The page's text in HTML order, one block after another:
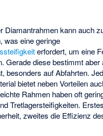
Diamantrahmen kann auch
was eine geringe
erfordert, um eine
Gerade diese bestimmt aber
besonders auf Abfahrten.
bietet neben Vorteilen
Rahmen haben oft
Tretlagersteifigkeiten.
zweites die Effizienz